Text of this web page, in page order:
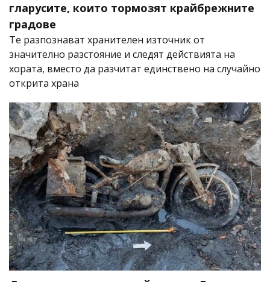
гларусите, които тормозят крайбрежните
градове
Те разпознават хранителен източник от
значително разстояние и следят действията на
хората, вместо да разчитат единствено на случайно
открита храна